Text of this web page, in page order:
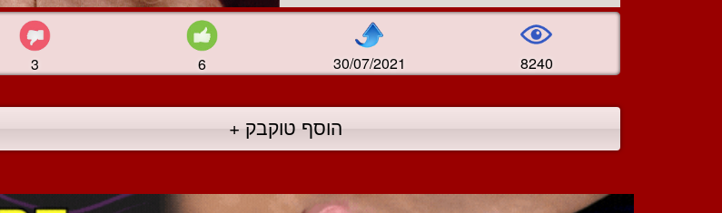
3 6 30/07/2021 8240
הוסף טוקבק +